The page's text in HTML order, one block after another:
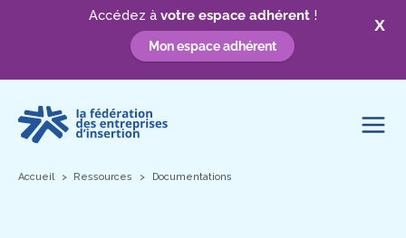
X
Accédez à votre espace adhérent !
Mon espace adhérent
contenu
Accueil Ressources Documentations